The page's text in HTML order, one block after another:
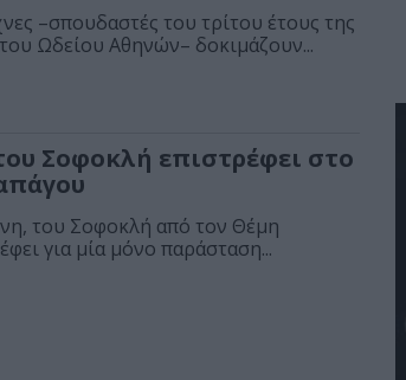
–σπουδαστές του τρίτου έτους της
Ωδείου Αθηνών– δοκιμάζουν...
Σοφοκλή επιστρέφει στο
του Σοφοκλή από τον Θέμη
για μία μόνο παράσταση...